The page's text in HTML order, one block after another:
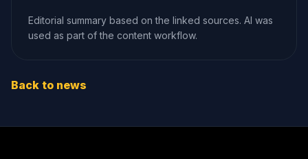
Editorial summary based on the linked sources. AI was
used as part of the content workflow.
Back to news